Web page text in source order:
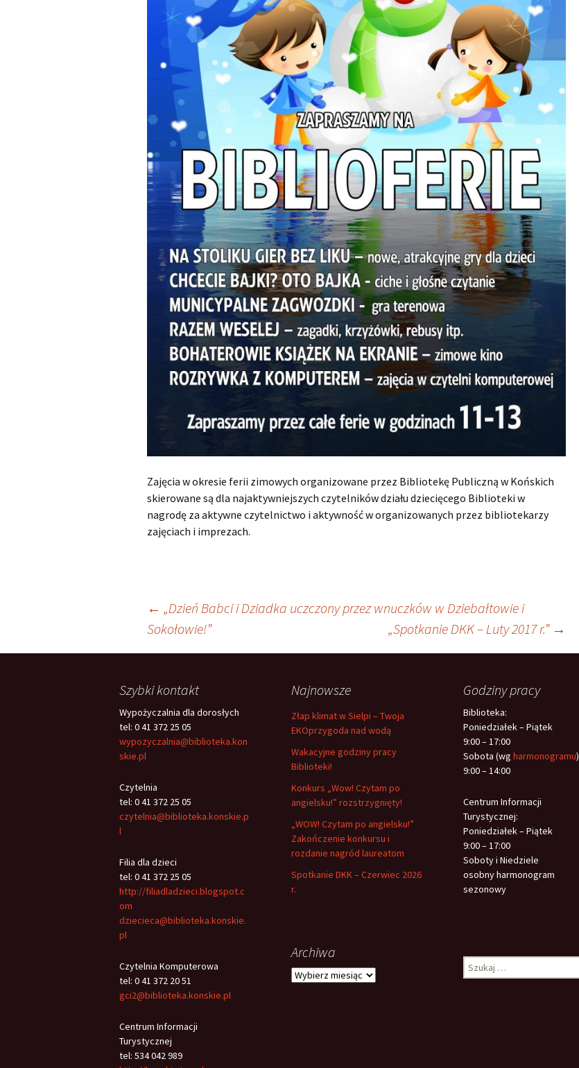
Wsparcie finansowe Konkurs: WOW! Czytam
Po Angielsku
English Club
Zajęcia w okresie ferii zimowych organizowane przez Bibliotekę Publiczną w Końskich
skierowane są dla najaktywniejszych czytelników działu dziecięcego Biblioteki w
nagrodę za aktywne czytelnictwo i aktywność w organizowanych przez bibliotekarzy
zajęciach i imprezach.
Nawigacja
wpisu
← „Dzień Babci i Dziadka uczczony przez wnuczków w Dziebałtowie i
Sokołowie!”
„Spotkanie DKK – Luty 2017 r.” →
Szybki kontakt
Wypożyczalnia dla dorosłych
tel: 0 41 372 25 05
wypozyczalnia@biblioteka.kon
skie.pl
Czytelnia
tel: 0 41 372 25 05
czytelnia@biblioteka.konskie.p
l
Filia dla dzieci
tel: 0 41 372 25 05
http://filiadladzieci.blogspot.c
om
dziecieca@biblioteka.konskie.
pl
Czytelnia Komputerowa
tel: 0 41 372 20 51
gci2@biblioteka.konskie.pl
Centrum Informacji
Turystycznej
tel: 534 042 989
Najnowsze
Złap klimat w Sielpi – Twoja
EKOprzygoda nad wodą
Wakacyjne godziny pracy
Biblioteki!
Konkurs „Wow! Czytam po
angielsku!” rozstrzygnięty!
„WOW! Czytam po angielsku!”
Zakończenie konkursu i
rozdanie nagród laureatom
Spotkanie DKK – Czerwiec 2026
r.
Godziny pracy
Biblioteka:
Poniedziałek – Piątek
9:00 – 17:00
Sobota (wg harmonogramu)
9:00 – 14:00
Centrum Informacji
Turystycznej:
Poniedziałek – Piątek
9:00 – 17:00
Soboty i Niedziele
osobny harmonogram
sezonowy
Archiwa
Archiwa
Szukaj: